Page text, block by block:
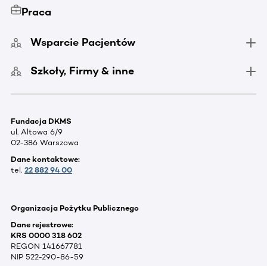
Praca
Wsparcie Pacjentów
Szkoły, Firmy & inne
Fundacja DKMS
ul. Altowa 6/9
02-386 Warszawa
Dane kontaktowe:
tel. 22 882 94 00
Organizacja Pożytku Publicznego
Dane rejestrowe:
KRS 0000 318 602
REGON 141667781
NIP 522-290-86-59